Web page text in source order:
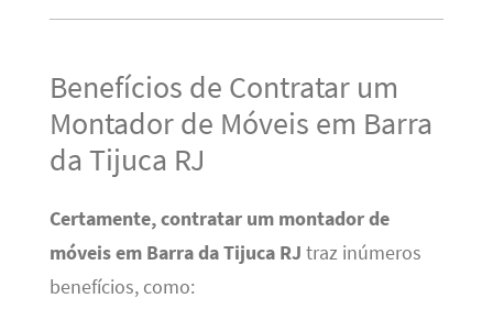
Benefícios de Contratar um
Montador de Móveis em Barra
da Tijuca RJ
Certamente, contratar um montador de
móveis em Barra da Tijuca RJ traz inúmeros
benefícios, como: